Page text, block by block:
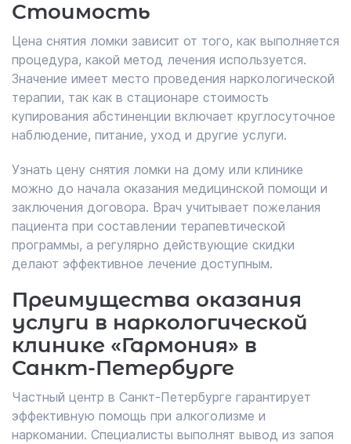
Стоимость
Цена снятия ломки зависит от того, как выполняется
процедура, какой метод лечения используется.
Значение имеет место проведения наркологической
терапии, так как в стационаре стоимость
купирования абстиненции включает круглосуточное
наблюдение, питание, уход и другие услуги.
Узнать цену снятия ломки на дому или клинике
можно до начала оказания медицинской помощи и
заключения договора. Врач учитывает пожелания
пациента при составлении терапевтической
программы, а регулярно действующие скидки
делают эффективное лечение доступным.
Преимущества оказания
услуги в наркологической
клинике «Гармония» в
Санкт-Петербурге
Частный центр в Санкт-Петербурге гарантирует
эффективную помощь при алкоголизме и
наркомании. Специалисты выполнят вывод из запоя